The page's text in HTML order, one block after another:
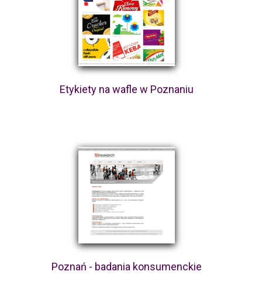
Etykiety na wafle w Poznaniu
Poznań - badania konsumenckie